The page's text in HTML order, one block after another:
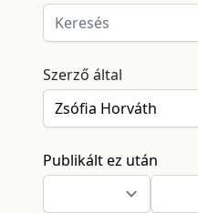
Szerző által
Publikált ez után